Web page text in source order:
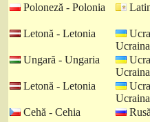
Poloneză - Polonia
Letonă - Letonia
Ucraina
Ungară - Ungaria
Ucraina
Letonă - Letonia
Ucraina
Cehă - Cehia